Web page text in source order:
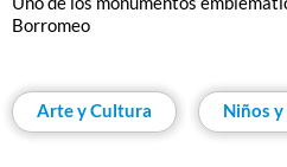
de
ayuda
Borromeo
Arte y Cultura Niños